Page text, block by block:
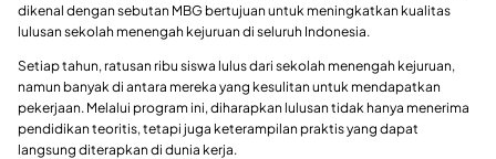
dikenal dengan sebutan MBG bertujuan untuk meningkatkan kualitas
lulusan sekolah menengah kejuruan di seluruh Indonesia.
Setiap tahun, ratusan ribu siswa lulus dari sekolah menengah kejuruan,
namun banyak di antara mereka yang kesulitan untuk mendapatkan
pekerjaan. Melalui program ini, diharapkan lulusan tidak hanya menerima
pendidikan teoritis, tetapi juga keterampilan praktis yang dapat
langsung diterapkan di dunia kerja.